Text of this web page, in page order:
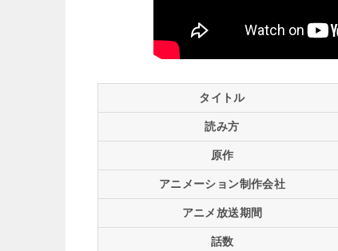
タイトル
読み方
原作
アニメーション制作会社
アニメ放送期間
話数